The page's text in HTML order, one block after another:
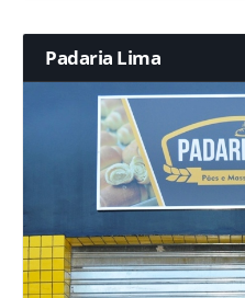
Padaria Lima